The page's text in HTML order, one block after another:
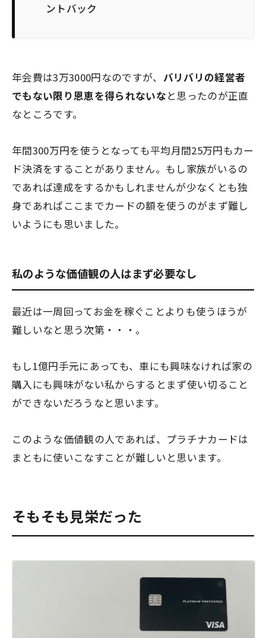
ントバック
年会費は3万3000円なのですが、 バリバリの経営者
でもない限り恩恵を得られないなと思ったのが正直
なところです。
年間300万円を使うとなっても平均月間25万円もカー
ド決済をすることがありません。もし家族がいるの
であれば達成をするかもしれませんが少なくとも独
身であればここまでカードの額を使うのがまず難し
いようにも思いました。
私のような価値観の人はまず必要なし
最近は一周回ってお金を稼ぐことよりも使うほうが
難しいなと思う次第・・・。
もし1億円手元にあっても、車にも興味なければ家の
購入にも興味がない私からするとまず使い切ること
ができないだろうなと思います。
このような価値観の人であれば、プラチナカードは
まともに使いこなすことが難しいと思います。
そもそも見栄だった